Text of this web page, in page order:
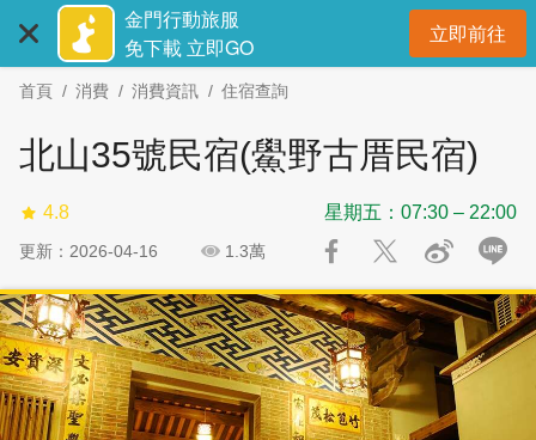
主
金門行動旅服
免下載 立即GO
立即前往開
首頁 消費 消費資訊 住宿查詢
北山35號民宿(鱟野古厝民宿)
4.8 星期五：07:30 – 22:00
更新：2026-04-16 1.3萬
社